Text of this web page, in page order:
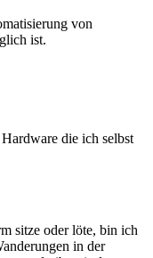
von
ist.
die ich selbst
sitze oder löte, bin ich
in der